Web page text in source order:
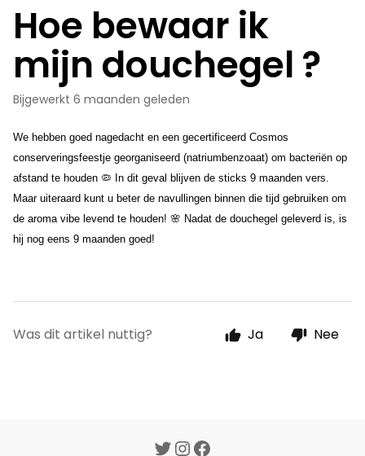
Hoe bewaar ik
mijn douchegel ?
Bijgewerkt 6 maanden geleden
We hebben goed nagedacht en een gecertificeerd Cosmos
conserveringsfeestje georganiseerd (natriumbenzoaat) om bacteriën op
afstand te houden 🦠 In dit geval blijven de sticks 9 maanden vers.
Maar uiteraard kunt u beter de navullingen binnen die tijd gebruiken om
de aroma vibe levend te houden! 🌸 Nadat de douchegel geleverd is, is
hij nog eens 9 maanden goed!
Was dit artikel nuttig? Ja Nee